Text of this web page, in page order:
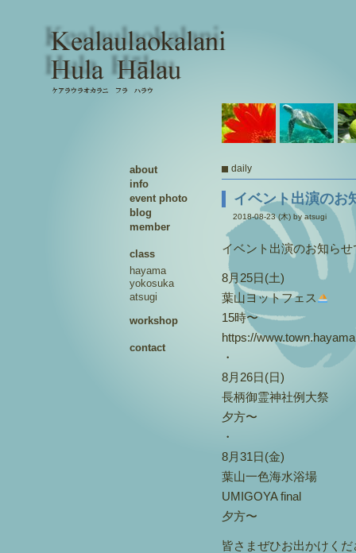
daily
イベント出演のお
2018-08-23 (木) by atsugi
イベント出演のお知らせ
8月25日(土)
葉山ヨットフェス
15時〜
https://
・
8月26日(日)
長柄御霊神社例大祭
夕方〜
・
8月31日(金)
葉山一色海水浴場
UMIGOYA final
夕方〜
皆さまぜひお出かけく
about
info
event photo
blog
member
class
hayama
yokosuka
atsugi
workshop
contact